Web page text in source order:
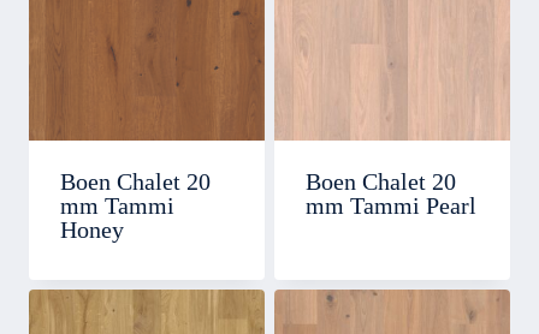
Boen Chalet 20
mm Tammi
Honey
Boen Chalet 20
mm Tammi Pearl